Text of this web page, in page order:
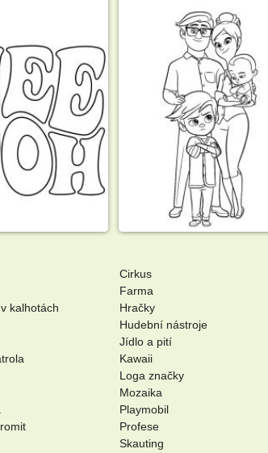
kalhotách
Cirkus
Farma
Hračky
Hudební nástroje
Jídlo a pití
Kawaii
Loga značky
Mozaika
Playmobil
Profese
Skauting